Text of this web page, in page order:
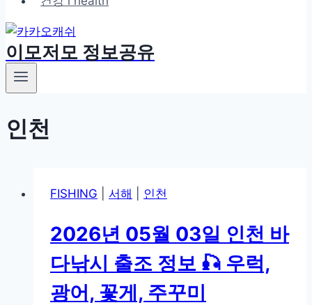
이모저모 정보공유
인천
FISHING 서해 인천
2026년 05월 03일 인천 바
다낚시 출조 정보 🎣 우럭,
광어, 꽃게, 주꾸미